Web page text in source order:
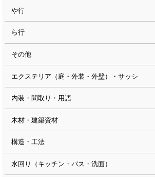
や行
ら行
その他
エクステリア（庭・外装・外壁）・サッシ
内装・間取り・用語
木材・建築資材
構造・工法
水回り（キッチン・バス・洗面）